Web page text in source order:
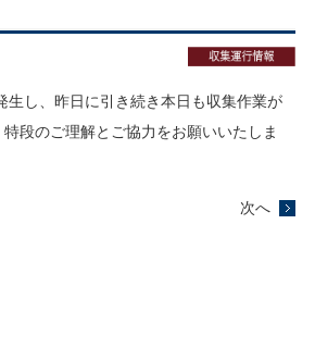
し、昨日に引き続き本日も収集作業が
段のご理解とご協力をお願いいたしま
次へ